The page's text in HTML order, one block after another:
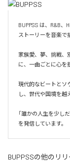
BUPPSS は、R&B
ストーリーを音楽で
家族愛、夢、挑戦
に、一曲ごとに心を
現代的なビートとソ
し、世代や国境を越
「誰かの人生を少し
を発信しています。
BUPPSSの他のリリ